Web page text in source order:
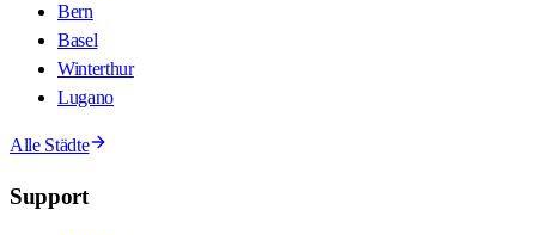
Bern
Basel
Winterthur
Lugano
Alle Städte
Support